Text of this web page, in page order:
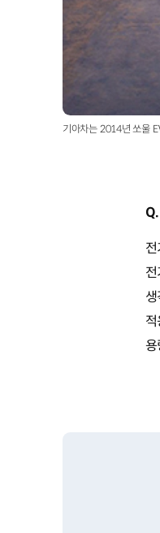
기아차는 2014년 쏘울